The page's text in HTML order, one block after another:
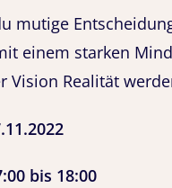
mutige
einem starken
Vision Realität
bis 18:00